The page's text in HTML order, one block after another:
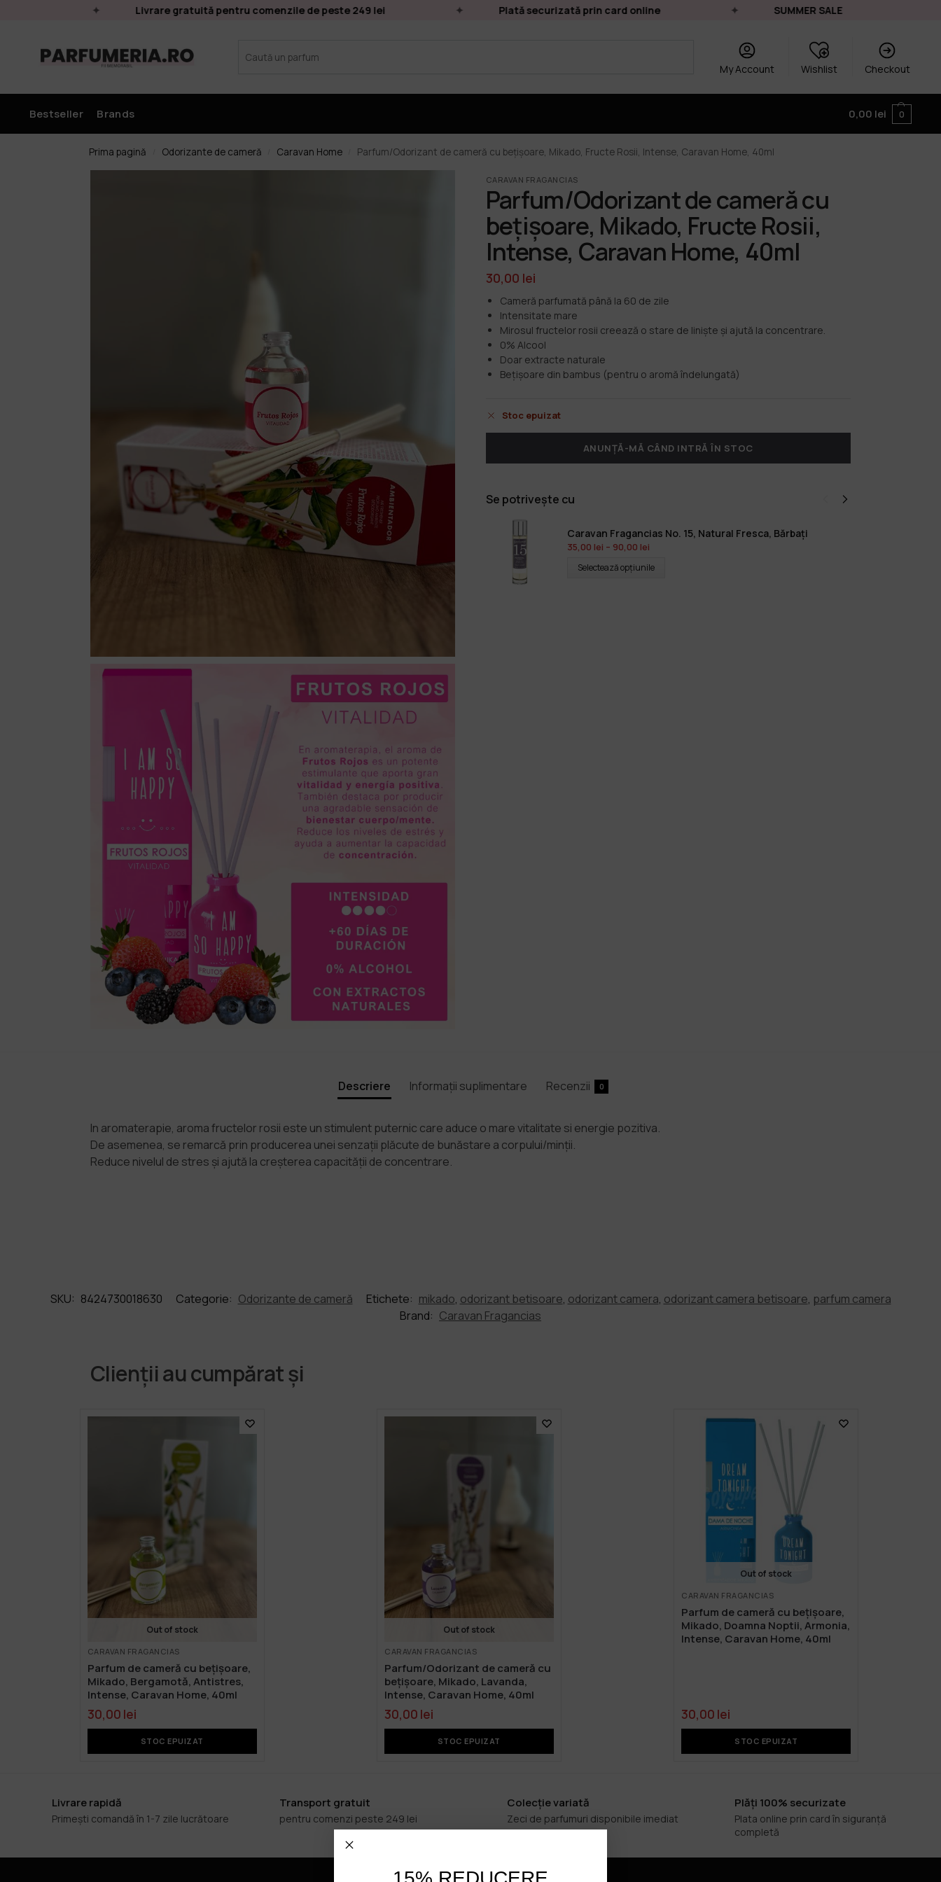
Livrare gratuită pentru comenzile de peste 249 lei Plată securizată prin card online SUMMER SALE
My Account Wishlist Checkout
Bestseller Brands 0,00 lei 0
Prima pagină Odorizante de cameră Caravan Home Parfum/Odorizant de cameră cu bețișoare, Mikado, Fructe Rosii, Intense, Caravan Home, 40ml
CARAVAN FRAGANCIAS
Parfum/Odorizant de cameră cu
bețișoare, Mikado, Fructe Rosii,
Intense, Caravan Home, 40ml
30,00 lei
Cameră parfumată până la 60 de zile
Intensitate mare
Mirosul fructelor rosii creează o stare de liniște și ajută la concentrare.
0% Alcool
Doar extracte naturale
Bețișoare din bambus (pentru o aromă îndelungată)
Stoc epuizat
ANUNȚĂ-MĂ CÂND INTRĂ ÎN STOC
Se potrivește cu
Caravan Fragancias No. 15, Natural Fresca, Bărbați
35,00 lei – 90,00 lei
Selectează opțiunile
Descriere Informații suplimentare Recenzii 0
In aromaterapie, aroma fructelor rosii este un stimulent puternic care aduce o mare vitalitate si energie pozitiva.
De asemenea, se remarcă prin producerea unei senzații plăcute de bunăstare a corpului/minții.
Reduce nivelul de stres și ajută la creșterea capacității de concentrare.
SKU: 8424730018630 Categorie: Odorizante de cameră Etichete: mikado, odorizant betisoare, odorizant camera, odorizant camera betisoare, parfum camera
Brand: Caravan Fragancias
Clienții au cumpărat și
Out of stock
CARAVAN FRAGANCIAS
Parfum de cameră cu bețișoare,
Mikado, Bergamotă, Antistres,
Intense, Caravan Home, 40ml
30,00 lei
STOC EPUIZAT
Out of stock
CARAVAN FRAGANCIAS
Parfum/Odorizant de cameră cu
bețișoare, Mikado, Lavanda,
Intense, Caravan Home, 40ml
30,00 lei
STOC EPUIZAT
Out of stock
CARAVAN FRAGANCIAS
Parfum de cameră cu bețișoare,
Mikado, Doamna Noptii, Armonia,
Intense, Caravan Home, 40ml
30,00 lei
STOC EPUIZAT
Livrare rapidă
Primești comandă în 1-7 zile lucrătoare
Transport gratuit
pentru comenzi peste 249 lei
Colecție variată
Zeci de parfumuri disponibile imediat
Plăți 100% securizate
Plata online prin card în siguranță
completă